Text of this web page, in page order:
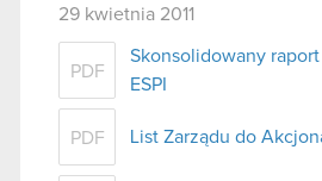
29 kwietnia 2011
PDF
Skonsolidowany
ESPI
PDF List Zarządu do